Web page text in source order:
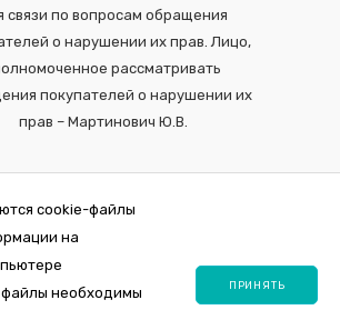
связи по вопросам обращения
о нарушении их прав. Лицо,
рассматривать
покупателей о нарушении их
прав – Мартинович Ю.В.
cookie-файлы
на
файлы необходимы
ПРИНЯТЬ